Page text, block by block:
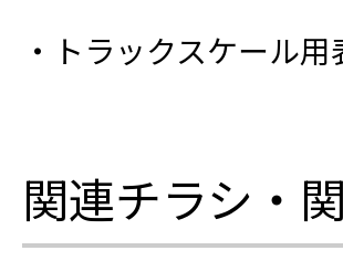
・トラックスケール
関連チラシ・